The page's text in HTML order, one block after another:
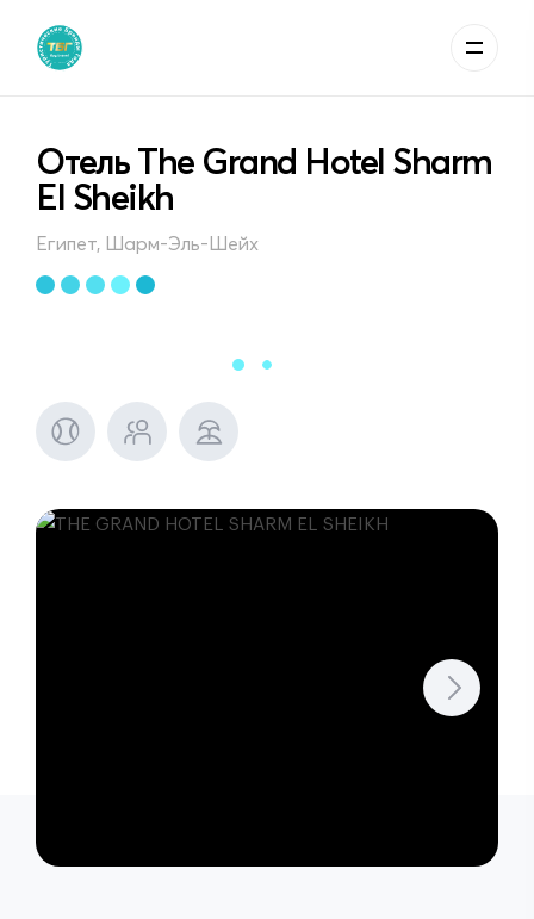
Отель The Grand Hotel Sharm
El Sheikh
Египет, Шарм-Эль-Шейх